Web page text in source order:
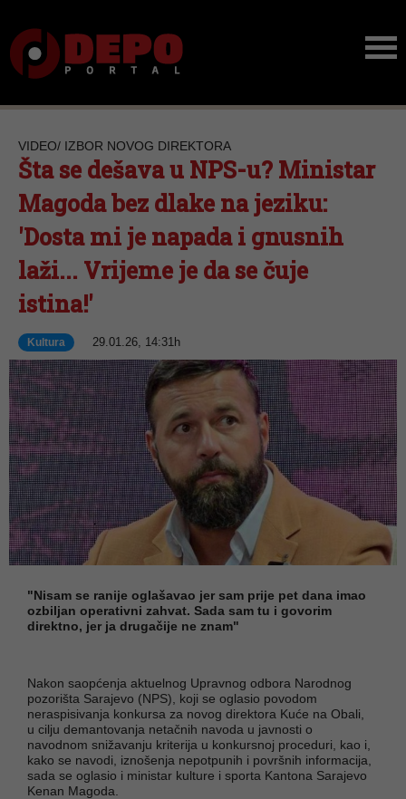
VIDEO/ IZBOR NOVOG DIREKTORA
Šta se dešava u NPS-u? Ministar
Magoda bez dlake na jeziku:
'Dosta mi je napada i gnusnih
laži... Vrijeme je da se čuje
istina!'
Kultura 29.01.26, 14:31h
"Nisam se ranije oglašavao jer sam prije pet dana imao
ozbiljan operativni zahvat. Sada sam tu i govorim
direktno, jer ja drugačije ne znam"
Nakon saopćenja aktuelnog Upravnog odbora Narodnog
pozorišta Sarajevo (NPS), koji se oglasio povodom
neraspisivanja konkursa za novog direktora Kuće na Obali,
u cilju demantovanja netačnih navoda u javnosti o
navodnom snižavanju kriterija u konkursnoj proceduri, kao i,
kako se navodi, iznošenja nepotpunih i površnih informacija,
sada se oglasio i ministar kulture i sporta Kantona Sarajevo
Kenan Magoda.